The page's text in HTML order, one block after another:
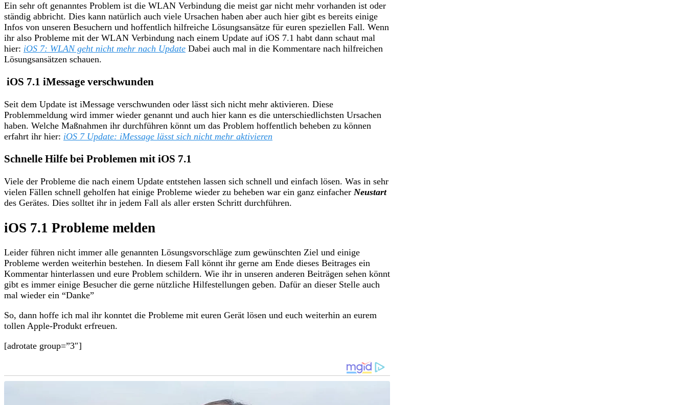
Ein sehr oft genanntes Problem ist die WLAN Verbindung die meist gar nicht mehr vorhanden ist oder
ständig abbricht. Dies kann natürlich auch viele Ursachen haben aber auch hier gibt es bereits einige
Infos von unseren Besuchern und hoffentlich hilfreiche Lösungsansätze für euren speziellen Fall. Wenn
ihr also Probleme mit der WLAN Verbindung nach einem Update auf iOS 7.1 habt dann schaut mal
hier: iOS 7: WLAN geht nicht mehr nach Update Dabei auch mal in die Kommentare nach hilfreichen
Lösungsansätzen schauen.
iOS 7.1 iMessage verschwunden
Seit dem Update ist iMessage verschwunden oder lässt sich nicht mehr aktivieren. Diese
Problemmeldung wird immer wieder genannt und auch hier kann es die unterschiedlichsten Ursachen
haben. Welche Maßnahmen ihr durchführen könnt um das Problem hoffentlich beheben zu können
erfahrt ihr hier: iOS 7 Update: iMessage lässt sich nicht mehr aktivieren
Schnelle Hilfe bei Problemen mit iOS 7.1
Viele der Probleme die nach einem Update entstehen lassen sich schnell und einfach lösen. Was in sehr
vielen Fällen schnell geholfen hat einige Probleme wieder zu beheben war ein ganz einfacher Neustart
des Gerätes. Dies solltet ihr in jedem Fall als aller ersten Schritt durchführen.
iOS 7.1 Probleme melden
Leider führen nicht immer alle genannten Lösungsvorschläge zum gewünschten Ziel und einige
Probleme werden weiterhin bestehen. In diesem Fall könnt ihr gerne am Ende dieses Beitrages ein
Kommentar hinterlassen und eure Problem schildern. Wie ihr in unseren anderen Beiträgen sehen könnt
gibt es immer einige Besucher die gerne nützliche Hilfestellungen geben. Dafür an dieser Stelle auch
mal wieder ein “Danke”
So, dann hoffe ich mal ihr konntet die Probleme mit euren Gerät lösen und euch weiterhin an eurem
tollen Apple-Produkt erfreuen.
[adrotate group=”3″]